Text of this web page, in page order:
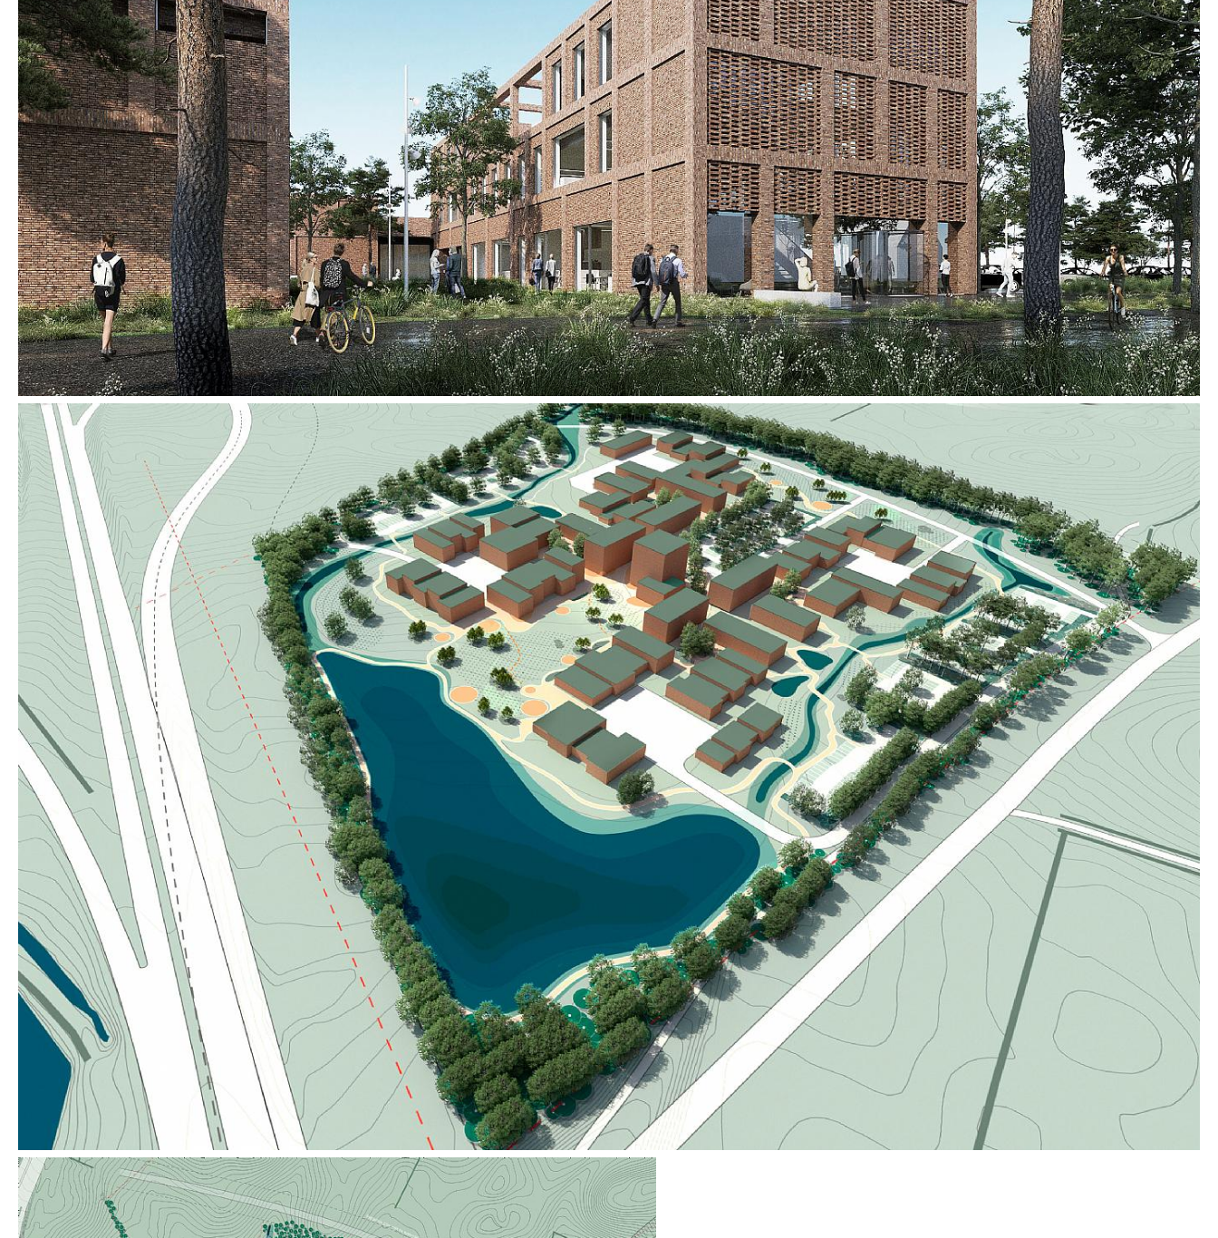
vekstforsøk og utstillingsområde i både fag- og
fritidssammenhenger for ansatte og andre interessenter.
Det samlede arkitektoniske uttrykket får bygningene til å fremstå
som en helhet, og utstråler likeverd i alle bygningenes funksjoner.